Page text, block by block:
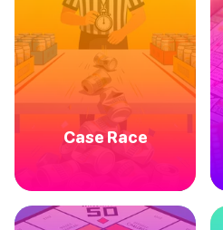
Case Race